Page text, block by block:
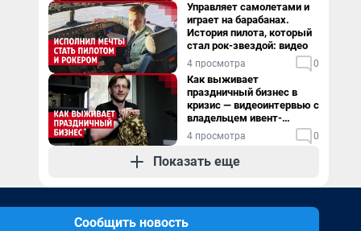
Управляет самолетами и
играет на барабанах.
История пилота, который
стал рок-звездой: видео
4 просмотра 0
Как выживает
праздничный бизнес в
кризис — видеоинтервью с
владельцем ивент-
агентства
4 просмотра 0
Показать еще
Сообщить новость